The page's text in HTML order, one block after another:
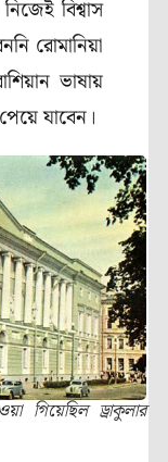
বিশ্বাস
রোমানিয়া
ভাষায়
যাবেন।
গিয়েছিল ড্রাকুলার